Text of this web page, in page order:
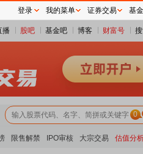
播 股吧 基金吧 博客 财富号
0
限售解禁 IPO审核 大宗交易 估值分
登录 我的菜单 证券交易 基